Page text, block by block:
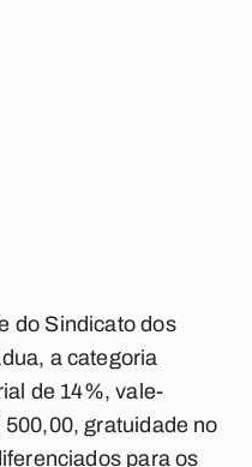
do Sindicato dos
a categoria
de 14%, vale-
gratuidade no
para os